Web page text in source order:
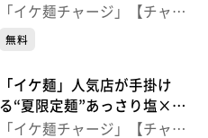
だし中華そば 【煮干そば
（宮城・富谷市）
「イケ麺チャージ」【チャー
ジ！】
無料
「イケ麺」人気店が手掛け
る“夏限定麺”あっさり塩×魚
介のうま味 【らーめん な
「イケ麺チャージ」【チャー